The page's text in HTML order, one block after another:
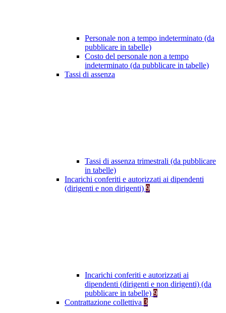
Personale non a tempo indeterminato (da
pubblicare in tabelle)
Costo del personale non a tempo
indeterminato (da pubblicare in tabelle)
Tassi di assenza
Tassi di assenza trimestrali (da pubblicare
in tabelle)
Incarichi conferiti e autorizzati ai dipendenti
(dirigenti e non dirigenti) 9
Incarichi conferiti e autorizzati ai
dipendenti (dirigenti e non dirigenti) (da
pubblicare in tabelle) 9
Contrattazione collettiva 3